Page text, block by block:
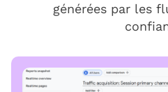
générées par les